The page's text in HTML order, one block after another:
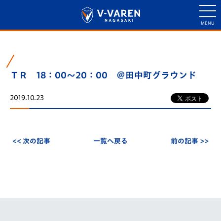
ＴＲ 18：00～20：00 ＠田中町グラウンド
2019.10.23
<< 次の記事 一覧へ戻る 前の記事 >>